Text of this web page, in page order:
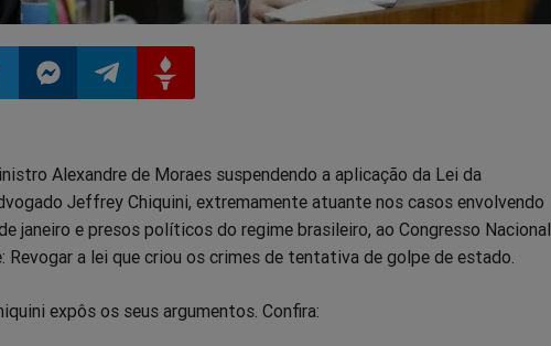
no
Messenger
no
Telegram
no
Gettr
Alexandre de Moraes suspendendo a aplicação da Lei da
Jeffrey Chiquini, extremamente atuante nos casos envolvendo
janeiro e presos políticos do regime brasileiro, ao Congresso Nacional
Revogar a lei que criou os crimes de tentativa de golpe de estado.
expôs os seus argumentos. Confira: